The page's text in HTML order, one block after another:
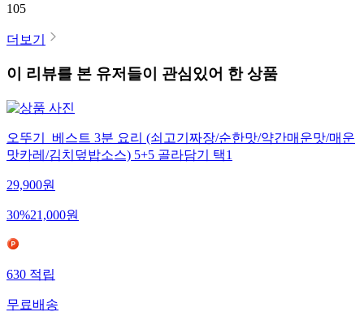
105
더보기
이 리뷰를 본 유저들이 관심있어 한 상품
오뚜기_베스트 3분 요리 (쇠고기짜장/순한맛/약간매운맛/매운
맛카레/김치덮밥소스) 5+5 골라담기 택1
29,900원
30%21,000원
630 적립
무료배송